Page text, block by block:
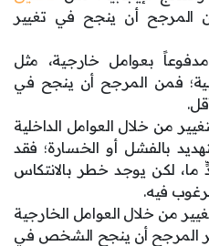
المرجح أن ينجح في تغيير
بعوامل خارجية، مثل
فمن المرجح أن ينجح في
من خلال العوامل الداخلية
بالفشل أو الخسارة؛ فقد
ما، لكن يوجد خطر بالانتكاس
فيه.
من خلال العوامل الخارجية
غير المرجح أن ينجح الشخص في